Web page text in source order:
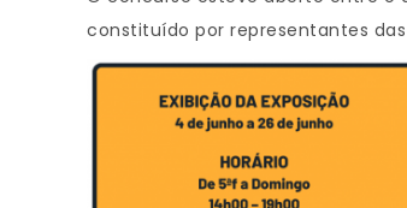
constituído por representantes